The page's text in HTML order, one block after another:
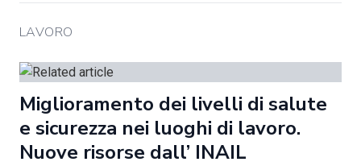
LAVORO
Miglioramento dei livelli di salute
e sicurezza nei luoghi di lavoro.
Nuove risorse dall’ INAIL